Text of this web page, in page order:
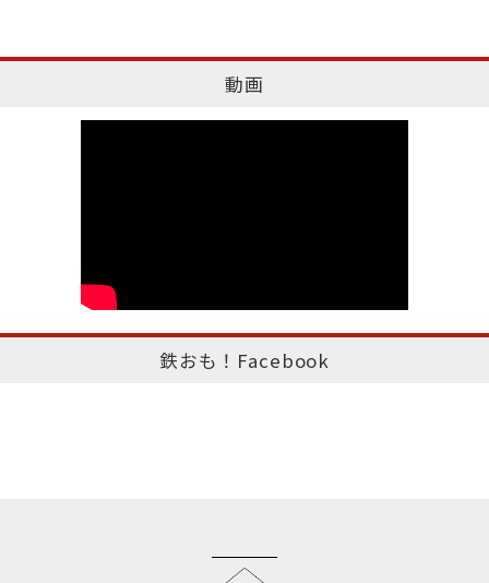
動画
鉄おも！Facebook